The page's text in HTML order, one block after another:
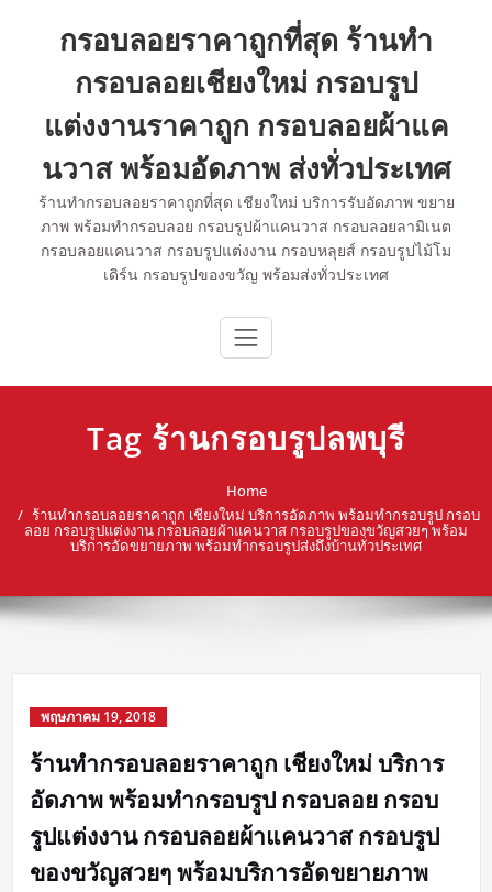
กรอบลอยราคาถูกที่สุด ร้านทำ
กรอบลอยเชียงใหม่ กรอบรูป
แต่งงานราคาถูก กรอบลอยผ้าแค
นวาส พร้อมอัดภาพ ส่งทั่วประเทศ
ร้านทำกรอบลอยราคาถูกที่สุด เชียงใหม่ บริการรับอัดภาพ ขยาย
ภาพ พร้อมทำกรอบลอย กรอบรูปผ้าแคนวาส กรอบลอยลามิเนต
กรอบลอยแคนวาส กรอบรูปแต่งงาน กรอบหลุยส์ กรอบรูปไม้โม
เดิร์น กรอบรูปของขวัญ พร้อมส่งทั่วประเทศ
Tag ร้านกรอบรูปลพบุรี
Home
ร้านทำกรอบลอยราคาถูก เชียงใหม่ บริการอัดภาพ พร้อมทำกรอบรูป กรอบ
ลอย กรอบรูปแต่งงาน กรอบลอยผ้าแคนวาส กรอบรูปของขวัญสวยๆ พร้อม
บริการอัดขยายภาพ พร้อมทำกรอบรูปส่งถึงบ้านทั่วประเทศ
พฤษภาคม 19, 2018
ร้านทำกรอบลอยราคาถูก เชียงใหม่ บริการ
อัดภาพ พร้อมทำกรอบรูป กรอบลอย กรอบ
รูปแต่งงาน กรอบลอยผ้าแคนวาส กรอบรูป
ของขวัญสวยๆ พร้อมบริการอัดขยายภาพ